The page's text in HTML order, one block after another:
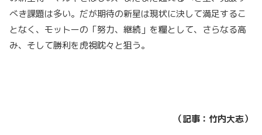
べき課題は多い。だが期待の新星は現状に決して満足するこ
となく、モットーの「努力、継続」を糧として、さらなる高
み、そして勝利を虎視眈々と狙う。
（記事：竹内大志）